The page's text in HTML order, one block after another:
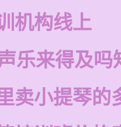
机构线上
乐来得及吗
卖小提琴的